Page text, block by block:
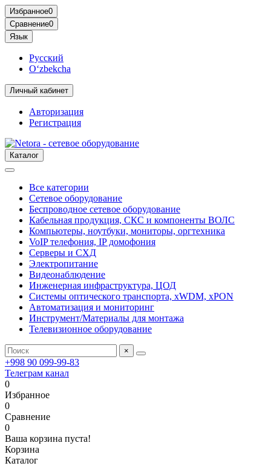
Избранное0
Сравнение0
Язык
Русский
O‘zbekcha
Личный кабинет
Авторизация
Регистрация
Каталог
Все категории
Сетевое оборудование
Беспроводное сетевое оборудование
Кабельная продукция, СКС и компоненты ВОЛС
Компьютеры, ноутбуки, мониторы, оргтехника
VoIP телефония, IP домофония
Серверы и СХД
Электропитание
Видеонаблюдение
Инженерная инфраструктура, ЦОД
Системы оптического транспорта, xWDM, xPON
Автоматизация и мониторинг
Инструмент/Материалы для монтажа
Телевизионное оборудование
×
+998 90 099-99-83
Телеграм канал
0
Избранное
0
Сравнение
0
Ваша корзина пуста!
Корзина
Каталог